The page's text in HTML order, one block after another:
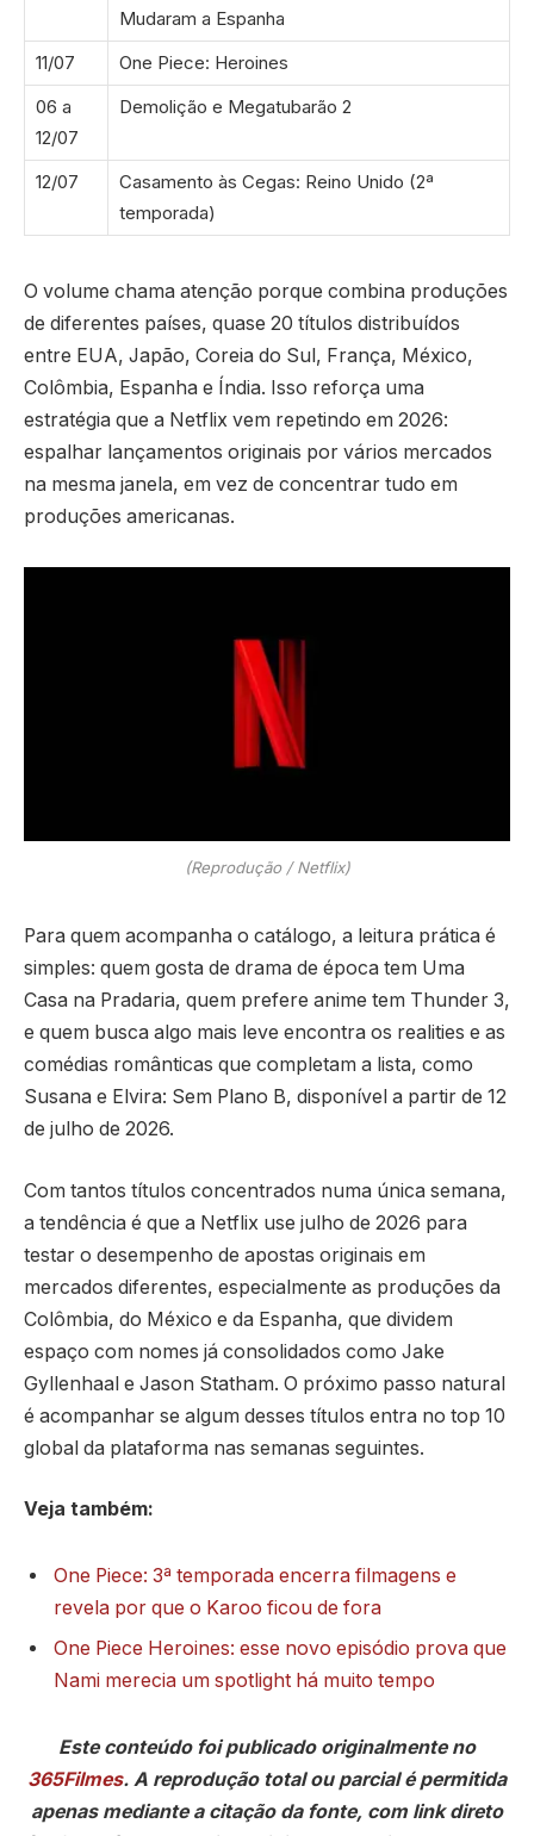
Mudaram a Espanha
11/07
One Piece: Heroines
06 a
12/07
Demolição e Megatubarão 2
12/07
Casamento às Cegas: Reino Unido (2ª
temporada)
O volume chama atenção porque combina produções
de diferentes países, quase 20 títulos distribuídos
entre EUA, Japão, Coreia do Sul, França, México,
Colômbia, Espanha e Índia. Isso reforça uma
estratégia que a Netflix vem repetindo em 2026:
espalhar lançamentos originais por vários mercados
na mesma janela, em vez de concentrar tudo em
produções americanas.
(Reprodução / Netflix)
Para quem acompanha o catálogo, a leitura prática é
simples: quem gosta de drama de época tem Uma
Casa na Pradaria, quem prefere anime tem Thunder 3,
e quem busca algo mais leve encontra os realities e as
comédias românticas que completam a lista, como
Susana e Elvira: Sem Plano B, disponível a partir de 12
de julho de 2026.
Com tantos títulos concentrados numa única semana,
a tendência é que a Netflix use julho de 2026 para
testar o desempenho de apostas originais em
mercados diferentes, especialmente as produções da
Colômbia, do México e da Espanha, que dividem
espaço com nomes já consolidados como Jake
Gyllenhaal e Jason Statham. O próximo passo natural
é acompanhar se algum desses títulos entra no top 10
global da plataforma nas semanas seguintes.
Veja também:
One Piece: 3ª temporada encerra filmagens e
revela por que o Karoo ficou de fora
One Piece Heroines: esse novo episódio prova que
Nami merecia um spotlight há muito tempo
Este conteúdo foi publicado originalmente no
365Filmes. A reprodução total ou parcial é permitida
apenas mediante a citação da fonte, com link direto